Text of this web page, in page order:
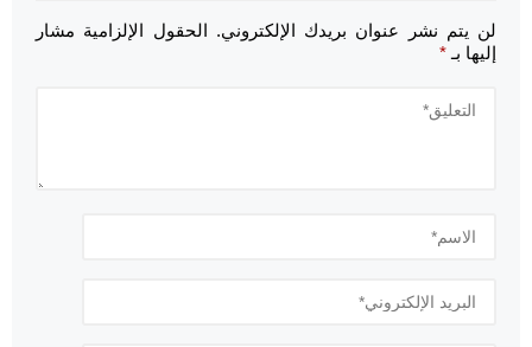
لن يتم نشر عنوان بريدك الإلكتروني. الحقول الإلزامية مشار
إليها بـ *